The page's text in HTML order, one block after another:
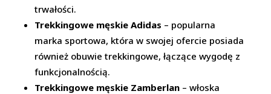
trwałości.
Trekkingowe męskie Adidas – popularna
marka sportowa, która w swojej ofercie posiada
również obuwie trekkingowe, łączące wygodę z
funkcjonalnością.
Trekkingowe męskie Zamberlan – włoska